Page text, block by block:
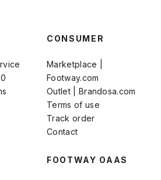
CONSUMER
Marketplace |
Footway.com
Outlet | Brandosa.com
Terms of use
Track order
Contact
FOOTWAY OAAS